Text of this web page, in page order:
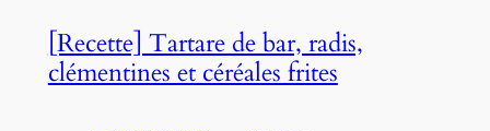
[Recette] Tartare de bar, radis,
clémentines et céréales frites